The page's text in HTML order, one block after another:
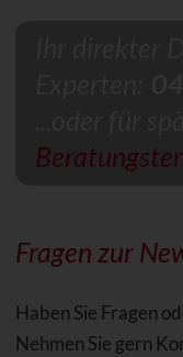
Fragen zur
Haben Sie Fragen
Nehmen Sie gern